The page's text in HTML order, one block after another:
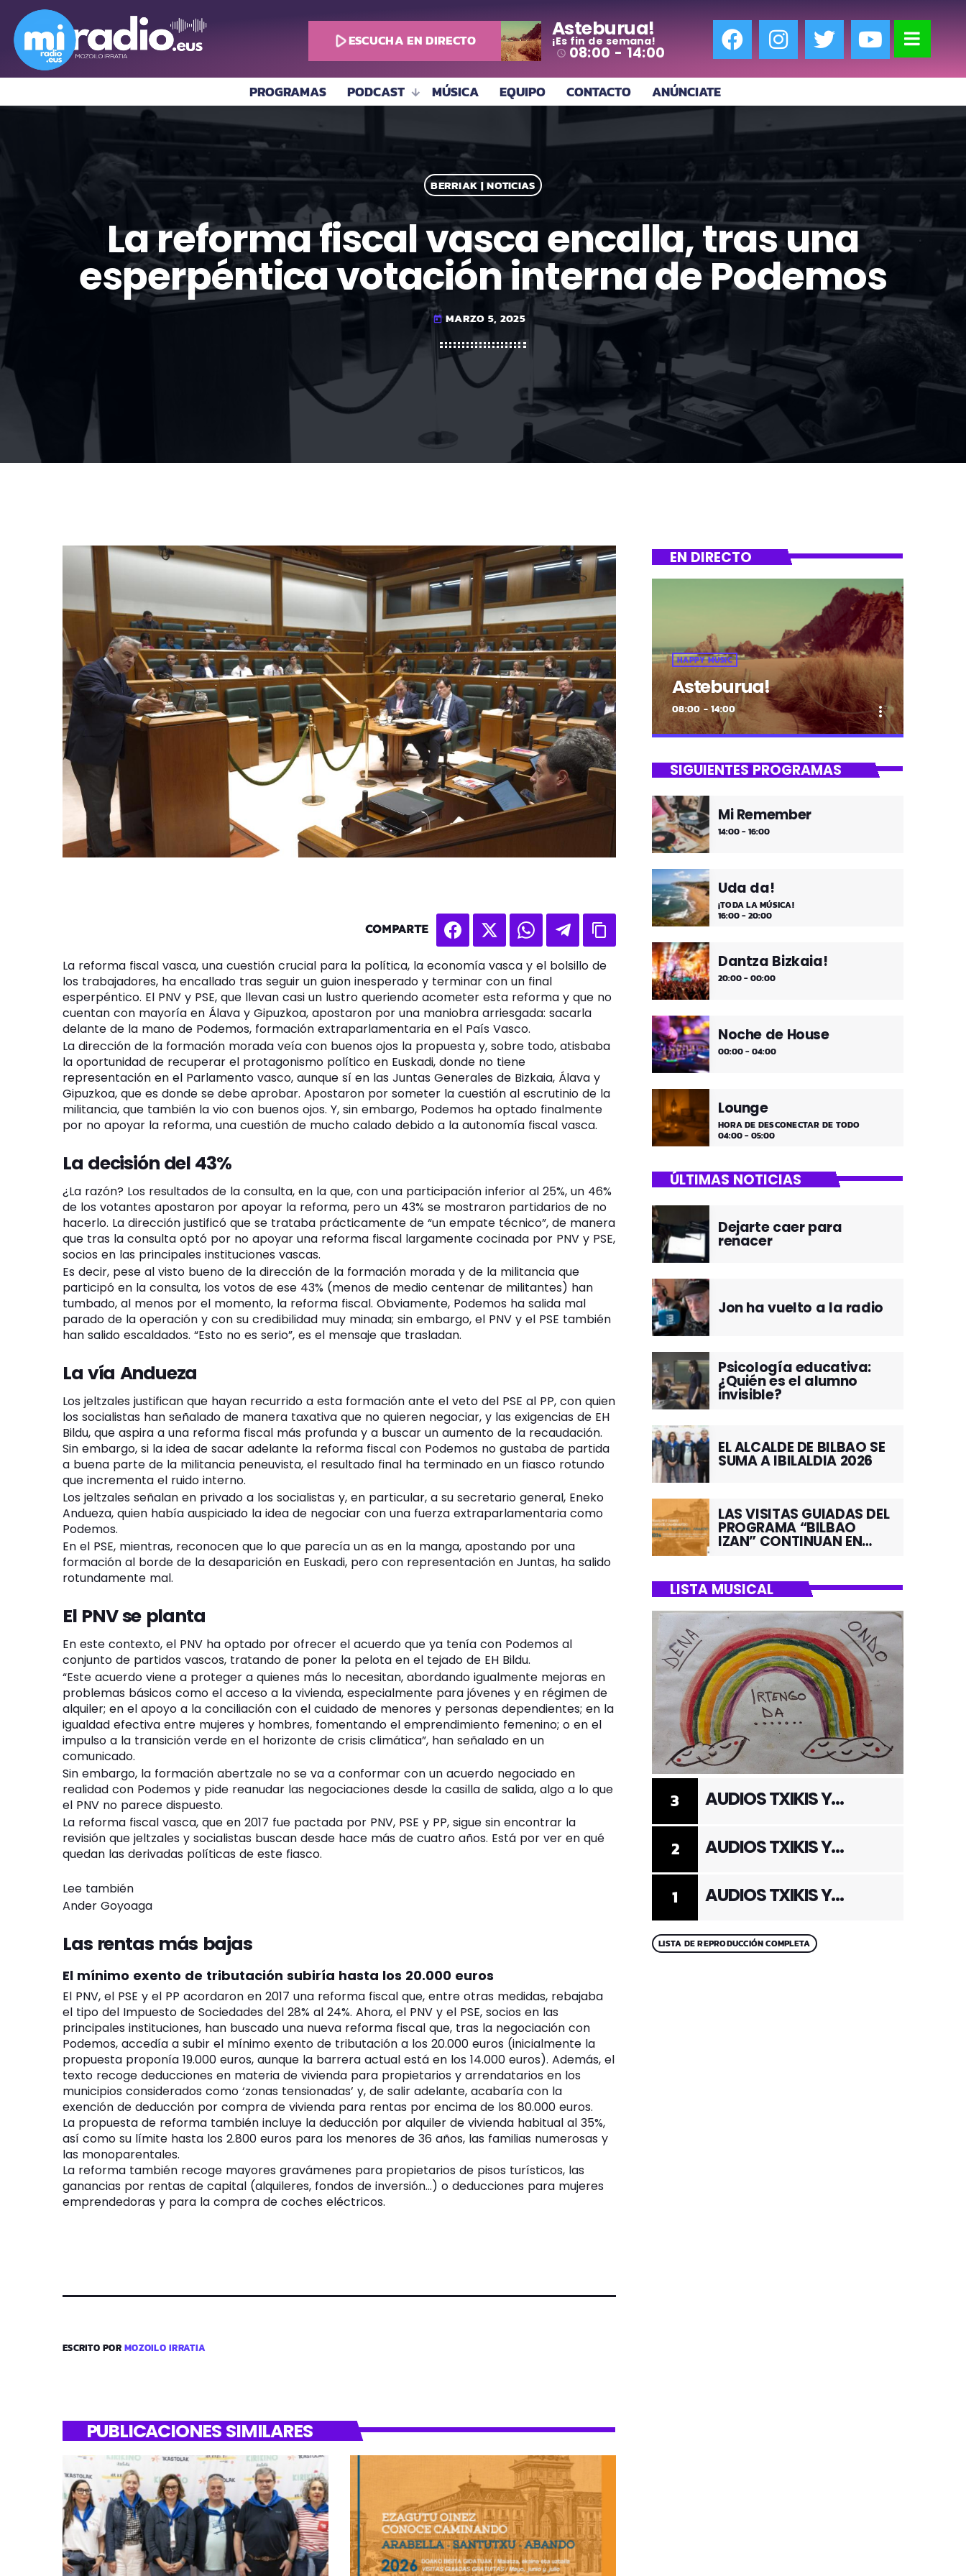
play_arrowESCUCHA EN DIRECTO Asteburua!
¡Es fin de semana!
access_time 08:00 - 14:00
PROGRAMAS PODCAST MÚSICA EQUIPO CONTACTO ANÚNCIATE
BERRIAK | NOTICIAS
La reforma fiscal vasca encalla, tras una
esperpéntica votación interna de Podemos
today MARZO 5, 2025
COMPARTE
La reforma fiscal vasca, una cuestión crucial para la política, la economía vasca y el bolsillo de
los trabajadores, ha encallado tras seguir un guion inesperado y terminar con un final
esperpéntico. El PNV y PSE, que llevan casi un lustro queriendo acometer esta reforma y que no
cuentan con mayoría en Álava y Gipuzkoa, apostaron por una maniobra arriesgada: sacarla
delante de la mano de Podemos, formación extraparlamentaria en el País Vasco.
La dirección de la formación morada veía con buenos ojos la propuesta y, sobre todo, atisbaba
la oportunidad de recuperar el protagonismo político en Euskadi, donde no tiene
representación en el Parlamento vasco, aunque sí en las Juntas Generales de Bizkaia, Álava y
Gipuzkoa, que es donde se debe aprobar. Apostaron por someter la cuestión al escrutinio de la
militancia, que también la vio con buenos ojos. Y, sin embargo, Podemos ha optado finalmente
por no apoyar la reforma, una cuestión de mucho calado debido a la autonomía fiscal vasca.
La decisión del 43%
¿La razón? Los resultados de la consulta, en la que, con una participación inferior al 25%, un 46%
de los votantes apostaron por apoyar la reforma, pero un 43% se mostraron partidarios de no
hacerlo. La dirección justificó que se trataba prácticamente de “un empate técnico”, de manera
que tras la consulta optó por no apoyar una reforma fiscal largamente cocinada por PNV y PSE,
socios en las principales instituciones vascas.
Es decir, pese al visto bueno de la dirección de la formación morada y de la militancia que
participó en la consulta, los votos de ese 43% (menos de medio centenar de militantes) han
tumbado, al menos por el momento, la reforma fiscal. Obviamente, Podemos ha salida mal
parado de la operación y con su credibilidad muy minada; sin embargo, el PNV y el PSE también
han salido escaldados. “Esto no es serio”, es el mensaje que trasladan.
La vía Andueza
Los jeltzales justifican que hayan recurrido a esta formación ante el veto del PSE al PP, con quien
los socialistas han señalado de manera taxativa que no quieren negociar, y las exigencias de EH
Bildu, que aspira a una reforma fiscal más profunda y a buscar un aumento de la recaudación.
Sin embargo, si la idea de sacar adelante la reforma fiscal con Podemos no gustaba de partida
a buena parte de la militancia peneuvista, el resultado final ha terminado en un fiasco rotundo
que incrementa el ruido interno.
Los jeltzales señalan en privado a los socialistas y, en particular, a su secretario general, Eneko
Andueza, quien había auspiciado la idea de negociar con una fuerza extraparlamentaria como
Podemos.
En el PSE, mientras, reconocen que lo que parecía un as en la manga, apostando por una
formación al borde de la desaparición en Euskadi, pero con representación en Juntas, ha salido
rotundamente mal.
El PNV se planta
En este contexto, el PNV ha optado por ofrecer el acuerdo que ya tenía con Podemos al
conjunto de partidos vascos, tratando de poner la pelota en el tejado de EH Bildu.
“Este acuerdo viene a proteger a quienes más lo necesitan, abordando igualmente mejoras en
problemas básicos como el acceso a la vivienda, especialmente para jóvenes y en régimen de
alquiler; en el apoyo a la conciliación con el cuidado de menores y personas dependientes; en la
igualdad efectiva entre mujeres y hombres, fomentando el emprendimiento femenino; o en el
impulso a la transición verde en el horizonte de crisis climática”, han señalado en un
comunicado.
Sin embargo, la formación abertzale no se va a conformar con un acuerdo negociado en
realidad con Podemos y pide reanudar las negociaciones desde la casilla de salida, algo a lo que
el PNV no parece dispuesto.
La reforma fiscal vasca, que en 2017 fue pactada por PNV, PSE y PP, sigue sin encontrar la
revisión que jeltzales y socialistas buscan desde hace más de cuatro años. Está por ver en qué
quedan las derivadas políticas de este fiasco.
Lee también
Ander Goyoaga
Las rentas más bajas
El mínimo exento de tributación subiría hasta los 20.000 euros
El PNV, el PSE y el PP acordaron en 2017 una reforma fiscal que, entre otras medidas, rebajaba
el tipo del Impuesto de Sociedades del 28% al 24%. Ahora, el PNV y el PSE, socios en las
principales instituciones, han buscado una nueva reforma fiscal que, tras la negociación con
Podemos, accedía a subir el mínimo exento de tributación a los 20.000 euros (inicialmente la
propuesta proponía 19.000 euros, aunque la barrera actual está en los 14.000 euros). Además, el
texto recoge deducciones en materia de vivienda para propietarios y arrendatarios en los
municipios considerados como ‘zonas tensionadas’ y, de salir adelante, acabaría con la
exención de deducción por compra de vivienda para rentas por encima de los 80.000 euros.
La propuesta de reforma también incluye la deducción por alquiler de vivienda habitual al 35%,
así como su límite hasta los 2.800 euros para los menores de 36 años, las familias numerosas y
las monoparentales.
La reforma también recoge mayores gravámenes para propietarios de pisos turísticos, las
ganancias por rentas de capital (alquileres, fondos de inversión…) o deducciones para mujeres
emprendedoras y para la compra de coches eléctricos.
ESCRITO PORMOZOILO IRRATIA
PUBLICACIONES SIMILARES
EN DIRECTO
HAPPY MUSIC
Asteburua!
08:00 - 14:00 more_vert
Asteburua!
¡Música y más música los fines de
semana!
SIGUIENTES PROGRAMAS
Mi Remember
14:00 - 16:00
Uda da!
¡TODA LA MÚSICA!
16:00 - 20:00
Dantza Bizkaia!
20:00 - 00:00
Noche de House
00:00 - 04:00
Lounge
HORA DE DESCONECTAR DE TODO
04:00 - 05:00
ÚLTIMAS NOTICIAS
Dejarte caer para
renacer
Jon ha vuelto a la radio
Psicología educativa:
¿Quién es el alumno
invisible?
EL ALCALDE DE BILBAO SE
SUMA A IBILALDIA 2026
LAS VISITAS GUIADAS DEL
PROGRAMA “BILBAO
IZAN” CONTINUAN EN
LISTA MUSICAL
1 AUDIOS TXIKIS Y
2 AUDIOS TXIKIS Y
3 AUDIOS TXIKIS Y
LISTA DE REPRODUCCIÓN COMPLETA